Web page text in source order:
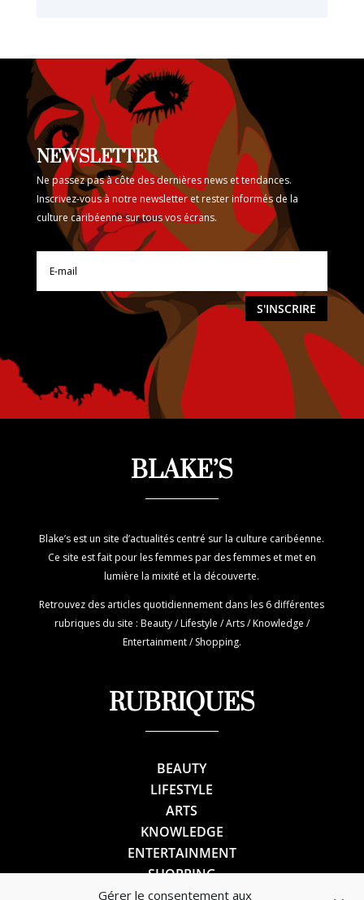
Gérer le consentement aux
NEWSLETTER
Ne passez pas à côte des dernières news et tendances.
Inscrivez-vous à notre newsletter et rester informés de la
culture caribéenne sur tous vos écrans.
S'INSCRIRE
BLAKE’S
Blake’s est un site d’actualités centré sur la culture caribéenne.
Ce site est fait pour les femmes par des femmes et met en
lumière la mixité et la découverte.
Retrouvez des articles quotidiennement dans les 6 différentes
rubriques du site : Beauty / Lifestyle / Arts / Knowledge /
Entertainment / Shopping.
RUBRIQUES
BEAUTY
LIFESTYLE
ARTS
KNOWLEDGE
ENTERTAINMENT
SHOPPING